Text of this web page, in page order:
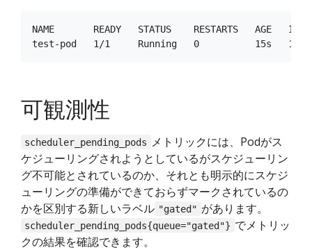
NAME       READY   STATUS    RESTARTS   AGE
可観測性
scheduler_pending_pods メトリックには、Podがス
ケジューリングされようとしているがスケジューリン
グ不可能とされているのか、それとも明示的にスケジ
ューリングの準備ができておらずマークされているの
かを区別する新しいラベル "gated" があります。
scheduler_pending_pods{queue="gated"} でメトリッ
クの結果を確認できます。